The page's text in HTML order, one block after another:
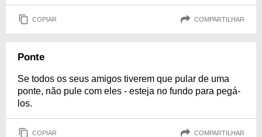
COPIAR COMPARTILHAR
Ponte
Se todos os seus amigos tiverem que pular de uma
ponte, não pule com eles - esteja no fundo para pegá-
los.
COPIAR COMPARTILHAR